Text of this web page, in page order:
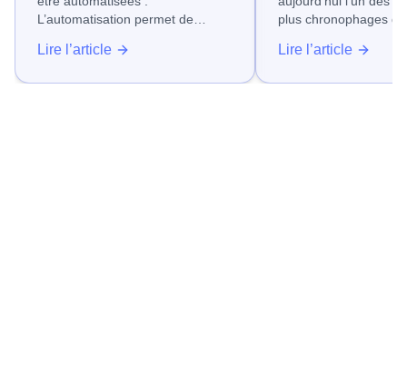
L’automatisation permet de
de nombreux processus.
Lire l’article
plus chronophages
domaine dans lequel
Lire l’article